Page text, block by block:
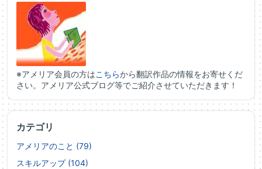
※アメリア会員の方はこちらから翻訳作品の情報をお寄せくだ
さい。アメリア公式ブログ等でご紹介させていただきます！
カテゴリ
アメリアのこと (79)
スキルアップ (104)